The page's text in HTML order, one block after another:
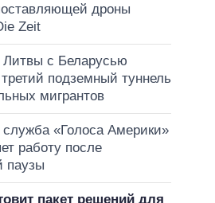
дроны
Zeit
Литвы с Беларусью
подземный туннель
мигрантов
служба «Голоса Америки»
работу после
паузы
пакет решений для